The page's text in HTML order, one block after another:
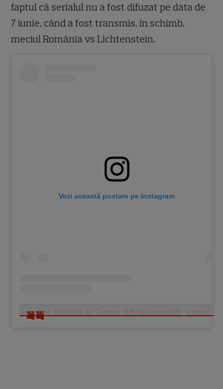
faptul că serialul nu a fost difuzat pe data de
7 iunie, când a fost transmis, în schimb,
meciul România vs Lichtenstein.
Vezi această postare pe Instagram
O postare distribuită de Camera 609 (@camera609_antena1)